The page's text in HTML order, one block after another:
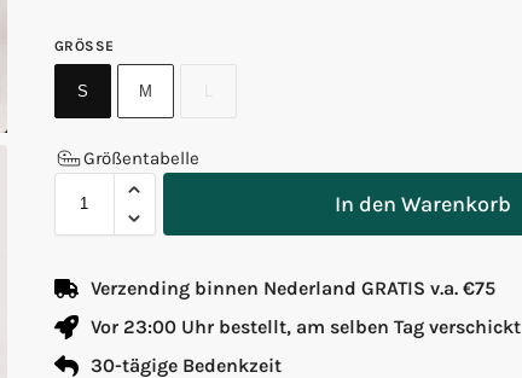
GRÖSSE
S M
Größentabelle
In den Warenkorb
Verzending binnen Nederland GRATIS v.a. €75
Vor 23:00 Uhr bestellt, am selben Tag verschickt
30-tägige Bedenkzeit